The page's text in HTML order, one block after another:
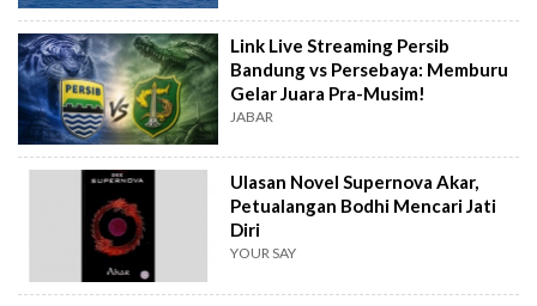
Link Live Streaming Persib
Bandung vs Persebaya: Memburu
Gelar Juara Pra-Musim!
JABAR
Ulasan Novel Supernova Akar,
Petualangan Bodhi Mencari Jati
Diri
YOUR SAY